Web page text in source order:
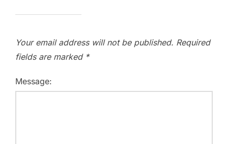
Your email address will not be published. Required
fields are marked *
Message: